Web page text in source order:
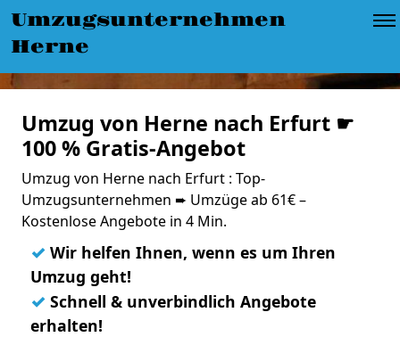
Umzugsunternehmen
Herne
Umzug von Herne nach Erfurt ☛
100 % Gratis-Angebot
Umzug von Herne nach Erfurt : Top-
Umzugsunternehmen ➨ Umzüge ab 61€ –
Kostenlose Angebote in 4 Min.
✓ Wir helfen Ihnen, wenn es um Ihren
Umzug geht!
✓ Schnell & unverbindlich Angebote
erhalten!